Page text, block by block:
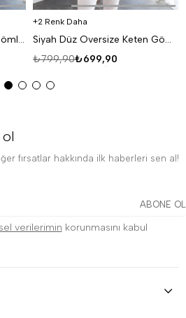
Haki Düz Oversize Keten Gömlek VS4050
2 Renk Daha
Siyah Düz Oversize Keten Gömlek VS4050
₺699,90
₺799,90
fırsatlar hakkında ilk haberleri sen al!
ABONE OL
verilerimin korunmasını kabul